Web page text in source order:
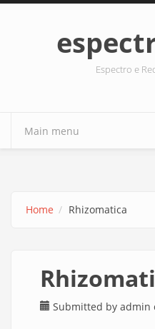
Skip to main content
Espectro e
Home Rhizomatica
Submitted by admin